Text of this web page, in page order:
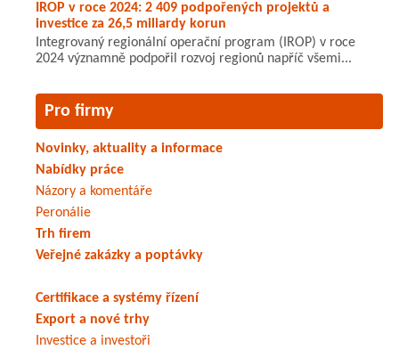
IROP v roce 2024: 2 409 podpořených projektů a
investice za 26,5 miliardy korun
Integrovaný regionální operační program (IROP) v roce
2024 významně podpořil rozvoj regionů napříč všemi...
Pro firmy
Novinky, aktuality a informace
Nabídky práce
Názory a komentáře
Peronálie
Trh firem
Veřejné zakázky a poptávky
Certifikace a systémy řízení
Export a nové trhy
Investice a investoři